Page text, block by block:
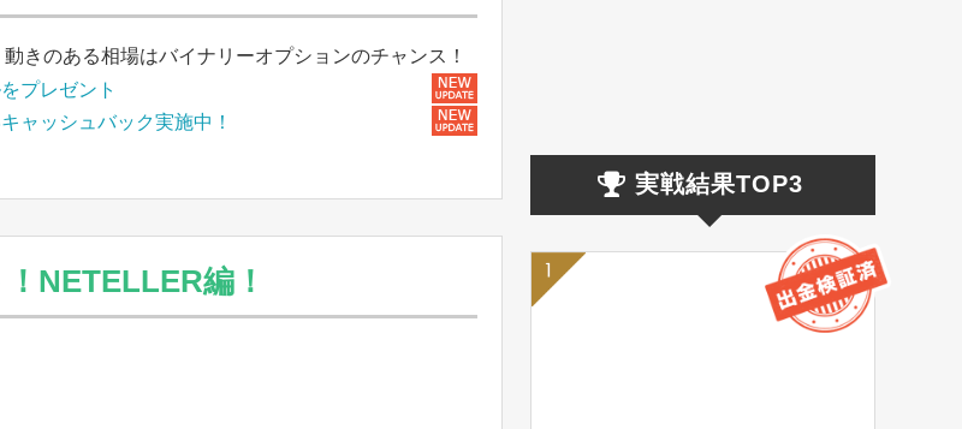
きのある相場はバイナリーオプションのチャンス！
プレゼント
ャッシュバック実施中！
NETELLER編！
実戦結果TOP3